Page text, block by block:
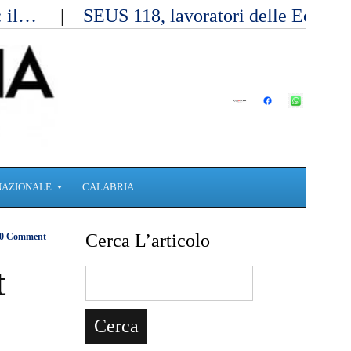
il… SEUS 118, lavoratori delle
CALABRIA
Comment Cerca L’articolo